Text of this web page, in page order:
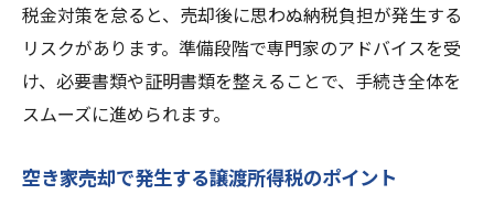
税金対策を怠ると、売却後に思わぬ納税負担が発生する
リスクがあります。準備段階で専門家のアドバイスを受
け、必要書類や証明書類を整えることで、手続き全体を
スムーズに進められます。
空き家売却で発生する譲渡所得税のポイント